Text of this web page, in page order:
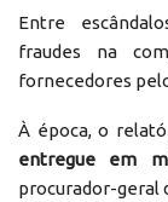
Entre
fraudes na
fornecedores
À época, o
entregue em
procurador-geral